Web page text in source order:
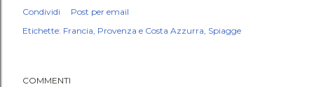
Condividi
Post per email
Etichette: Francia Provenza e Costa Azzurra Spiagge
COMMENTI